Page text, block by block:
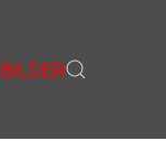
BILDER